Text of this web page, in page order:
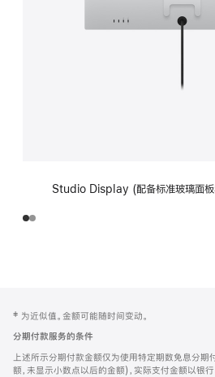
Studio Display (配备标准玻璃面板
页
页
脚
注
‡ 为近似值。金额可能随时间变动。
分期付款服务的条件
上述所示分期付款金额仅为使用特定期数免息分
额，未显示小数点以后的金额)，实际支付金额以银